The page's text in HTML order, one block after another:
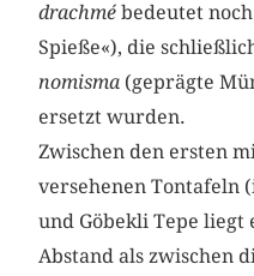
drachmé bedeutet
Spieße«), die
nomisma (geprägte
ersetzt wurden.
Zwischen den ersten
versehenen Tontafeln
und Göbekli Tepe
Abstand als zwischen